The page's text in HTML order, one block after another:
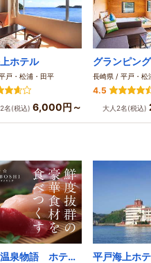
ホテル
戸・松浦・田平
名(税込) 6,000円～
長崎県 / 平戸・松
4.5
大人2名(税込)
大江戸温泉物語 ホテル蘭風 平戸海上ホ